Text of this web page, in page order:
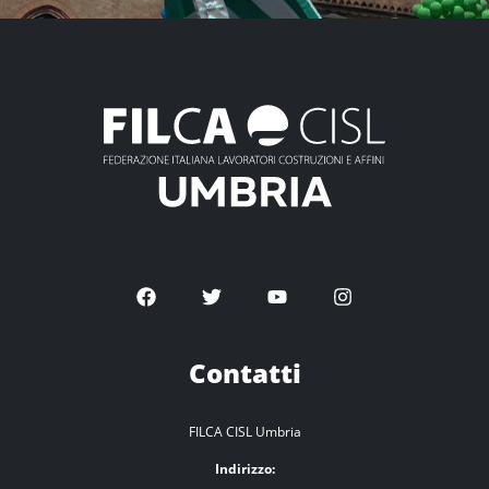
Contatti
FILCA CISL Umbria
Indirizzo: